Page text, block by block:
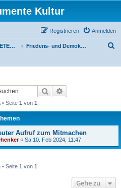
Kultur
Anmelden
Registrieren
NUN ZU KONKRETEN AKTIONEN U PROJEKTEN, ALS WICHTIGSTES AUSSER-PARLAMENTARISCHE KOMMUNEN WIE DAS DeFüCa
Friedens- und Demokratie-Camp
Suche
• Seite 1 von 1
Aufruf zum Mitmachen
« Sa 10. Feb 2024, 11:47
• Seite 1 von 1
Gehe zu